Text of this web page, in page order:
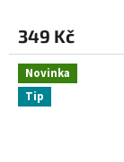
349 Kč
Novinka
Tip